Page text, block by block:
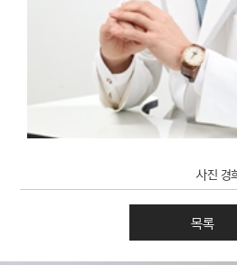
사진 경희장원한의